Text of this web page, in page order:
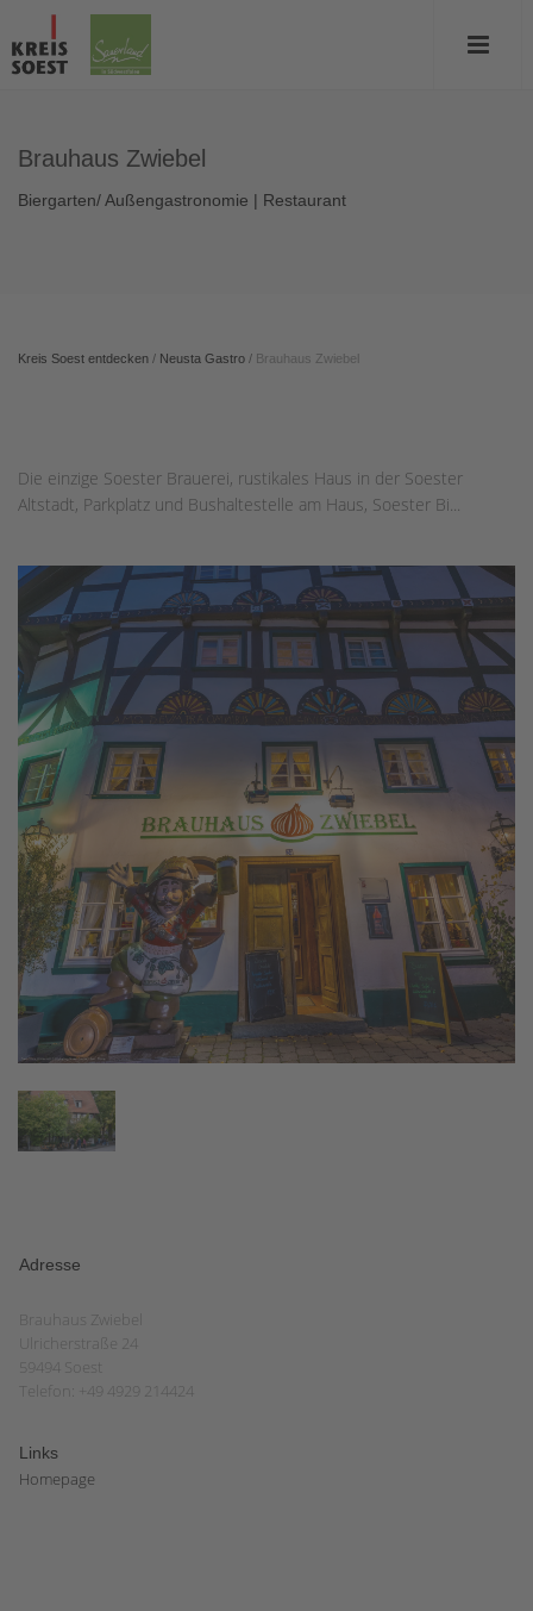
Brauhaus Zwiebel
Biergarten/ Außengastronomie | Restaurant
Kreis Soest entdecken / Neusta Gastro / Brauhaus Zwiebel
Die einzige Soester Brauerei, rustikales Haus in der Soester
Altstadt, Parkplatz und Bushaltestelle am Haus, Soester Bi...
Adresse
Brauhaus Zwiebel
Ulricherstraße 24
59494 Soest
Telefon: +49 4929 214424
Links
Homepage